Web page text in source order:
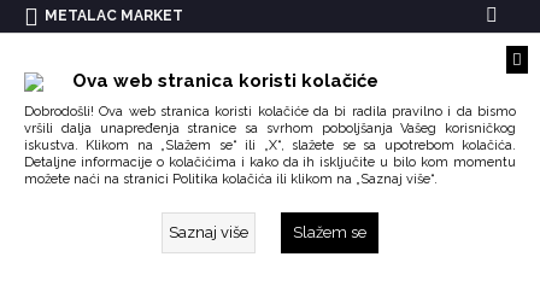
Ova web stranica koristi kolačiće
Dobrodošli! Ova web stranica koristi kolačiće da bi radila pravilno i da bismo
vršili dalja unapređenja stranice sa svrhom poboljšanja Vašeg korisničkog
iskustva. Klikom na „Slažem se“ ili „X“, slažete se sa upotrebom kolačića.
Detaljne informacije o kolačićima i kako da ih isključite u bilo kom momentu
možete naći na stranici Politika kolačića ili klikom na „Saznaj više“.
Saznaj više Slažem se
METALAC MARKET
Copyright © 2026 Impoqo.